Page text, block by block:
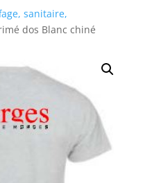
sanitaire,
dos Blanc chiné